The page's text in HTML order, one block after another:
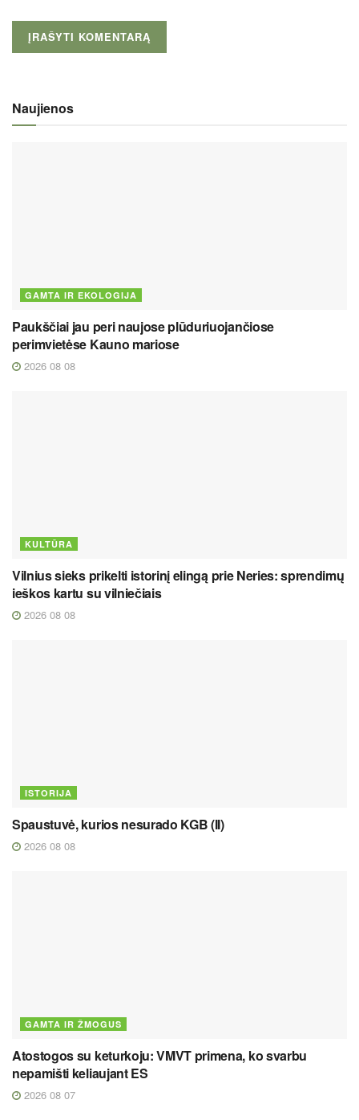
Naujienos
GAMTA IR EKOLOGIJA
Paukščiai jau peri naujose plūduriuojančiose
perimvietėse Kauno mariose
2026 08 08
KULTŪRA
Vilnius sieks prikelti istorinį elingą prie Neries: sprendimų
ieškos kartu su vilniečiais
2026 08 08
ISTORIJA
Spaustuvė, kurios nesurado KGB (II)
2026 08 08
GAMTA IR ŽMOGUS
Atostogos su keturkoju: VMVT primena, ko svarbu
nepamišti keliaujant ES
2026 08 07